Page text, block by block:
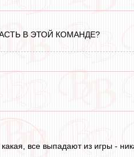
В ЭТОЙ КОМАНДЕ?
все выпадают из игры -